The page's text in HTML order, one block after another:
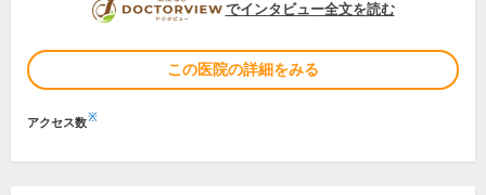
DOCTORVIEW
でインタビュー全文を読む
この医院の詳細をみる
アクセス数※